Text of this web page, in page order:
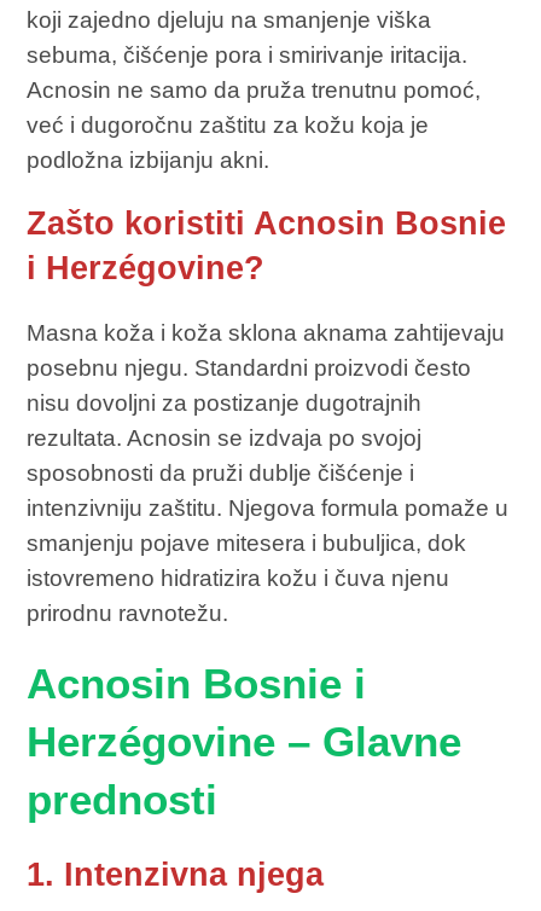
koji zajedno djeluju na smanjenje viška
sebuma, čišćenje pora i smirivanje iritacija.
Acnosin ne samo da pruža trenutnu pomoć,
već i dugoročnu zaštitu za kožu koja je
podložna izbijanju akni.
Zašto koristiti Acnosin Bosnie
i Herzégovine?
Masna koža i koža sklona aknama zahtijevaju
posebnu njegu. Standardni proizvodi često
nisu dovoljni za postizanje dugotrajnih
rezultata. Acnosin se izdvaja po svojoj
sposobnosti da pruži dublje čišćenje i
intenzivniju zaštitu. Njegova formula pomaže u
smanjenju pojave mitesera i bubuljica, dok
istovremeno hidratizira kožu i čuva njenu
prirodnu ravnotežu.
Acnosin Bosnie i
Herzégovine – Glavne
prednosti
1. Intenzivna njega